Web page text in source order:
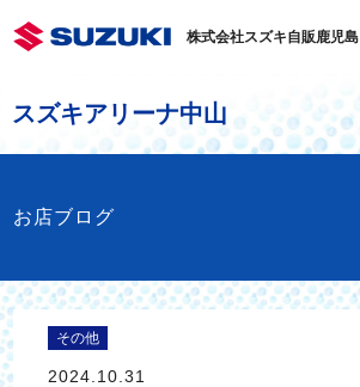
株式会社スズキ自販鹿児島
スズキアリーナ中山
お店ブログ
その他
2024.10.31